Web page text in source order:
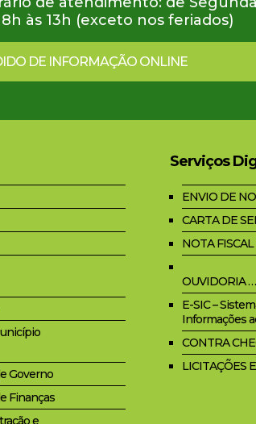
às 13h (exceto nos feriados)
DE INFORMAÇÃO ONLINE
Governo
Finanças
e
Serviços
ENVIO DE
CARTA DE
NOTA
OUVIDORIA …
E-SIC –
Informações
CONTRA
LICITAÇÕES